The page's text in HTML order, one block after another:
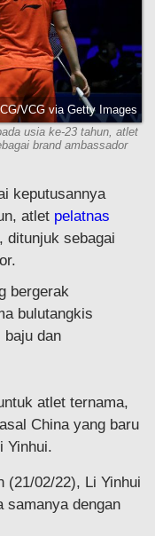
VCG via Getty Images
usia ke-23 tahun, atlet
brand ambassador
keputusannya
atlet pelatnas
ditunjuk sebagai
bergerak
bulutangkis
baju dan
atlet ternama,
China yang baru
Yinhui.
(21/02/22), Li Yinhui
samanya dengan